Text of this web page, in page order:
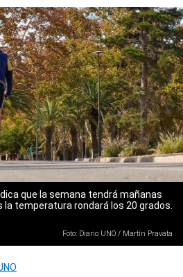
que la semana tendrá mañanas
temperatura rondará los 20 grados.
Foto: Diario UNO / Martín Pravata